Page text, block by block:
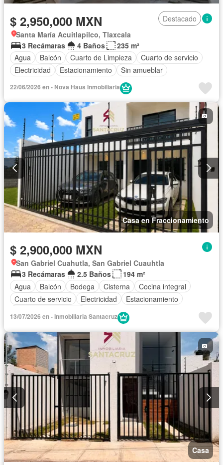
$ 2,950,000 MXN
Destacado
Santa María Acuitlapilco, Tlaxcala
3 Recámaras
4 Baños
235 m²
Agua
Balcón Cuarto de Limpieza
Cuarto de servicio
Electricidad
Estacionamiento Sin amueblar
22/06/2026 en - Nova Haus Inmobiliaria
Casa en Fraccionamiento
$ 2,900,000 MXN
San Gabriel Cuahutla, San Gabriel Cuauhtla
3 Recámaras
2.5 Baños
194 m²
Agua
Balcón Bodega Cisterna
Cocina integral
Cuarto de servicio
Electricidad
Estacionamiento
13/07/2026 en - Inmobiliaria Santacruz
Casa